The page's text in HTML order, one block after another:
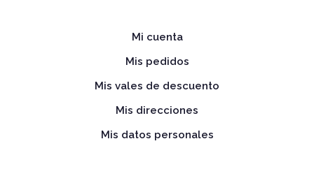
Mi cuenta
Mis pedidos
Mis vales de descuento
Mis direcciones
Mis datos personales